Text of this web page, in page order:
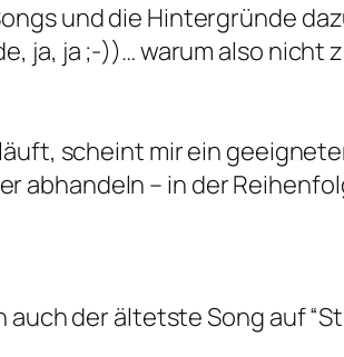
und die Hintergründe
ja, ja ;-))… warum also
scheint mir ein
abhandeln – in der
der ältetste Song auf